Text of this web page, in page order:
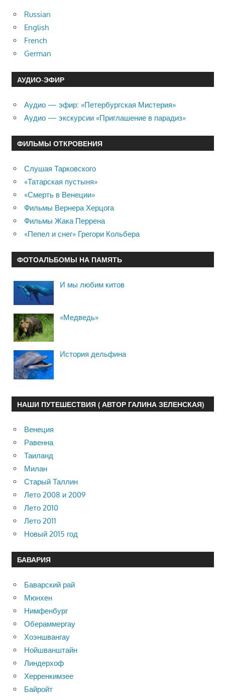
Russian
English
French
German
АУДИО-ЭФИР
Аудио — эфир: «Петербургская Мистерия»
Аудио — экскурсии «Приглашение в парадиз»
ФИЛЬМЫ ОТКРОВЕНИЯ
Слушая Тарковского
«Татарская пустыня»
«Смерть в Венеции»
Фильмы Вернера Херцога
Фильмы Жака Перрена
«Пепел и снег» Грегори Кольбера
ФОТОАЛЬБОМЫ НА ПАМЯТЬ
И мы любим китов
«Медведь»
История дельфина
НАШИ ПУТЕШЕСТВИЯ ( АВТОР ГАЛИНА ЗЕЛЕНСКАЯ)
Венеция
Равенна
Таиланд
Милан
Старый Таллин
Лето 2008 и 2009
Лето 2010
Лето 2011
Новый 2015 год
БАВАРИЯ
Баварский рай
Мюнхен
Нимфенбург
Обераммергау
Хоэншвангау
Нойшванштайн
Линдерхоф
Херренкимзее
Байройт